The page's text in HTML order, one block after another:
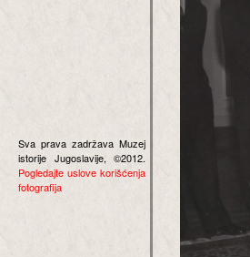
Sva prava zadržava Muzej
istorije Jugoslavije, ©2012.
Pogledajte uslove korišćenja
fotografija